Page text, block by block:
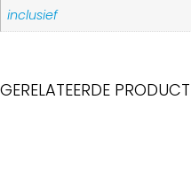
inclusief
GERELATEERDE